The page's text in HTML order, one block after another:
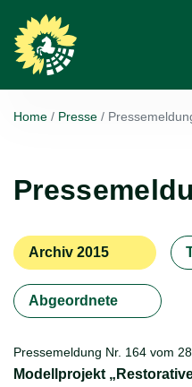
Home Presse
Archiv 2015
Abgeordnete
Pressemeldung Nr. 164 vom
Modellprojekt